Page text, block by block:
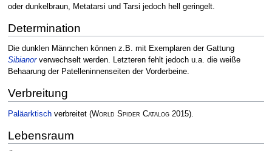
oder dunkelbraun, Metatarsi und Tarsi jedoch hell geringelt.
Determination
Die dunklen Männchen können z.B. mit Exemplaren der Gattung
Sibianorverwechselt werden. Letzteren fehlt jedoch u.a. die weiße
Behaarung der Patelleninnenseiten der Vorderbeine.
Verbreitung
Paläarktischverbreitet (World Spider Catalog2015).
Lebensraum